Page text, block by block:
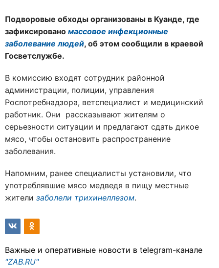
Подворовые обходы организованы в Куанде, где
зафиксировано массовое инфекционные
заболевание людей, об этом сообщили в краевой
Госветслужбе.
В комиссию входят сотрудник районной
администрации, полиции, управления
Роспотребнадзора, ветспециалист и медицинский
работник. Они рассказывают жителям о
серьезности ситуации и предлагают сдать дикое
мясо, чтобы остановить распространение
заболевания.
Напомним, ранее специалисты установили, что
употреблявшие мясо медведя в пищу местные
жители заболели трихинеллезом.
Важные и оперативные новости в telegram-канале
"ZAB.RU"